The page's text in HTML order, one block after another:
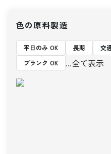
色の原料製造
平日のみ OK 長期 交
ブランク OK
...全て表示